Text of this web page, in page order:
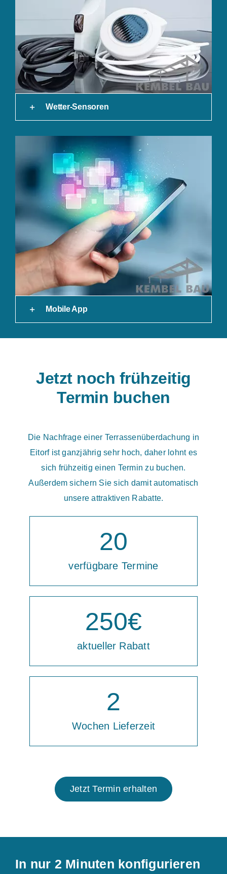
Wetter-Sensoren
Mobile App
Jetzt noch frühzeitig
Termin buchen
Die Nachfrage einer Terrassenüberdachung in
Eitorf ist ganzjährig sehr hoch, daher lohnt es
sich frühzeitig einen Termin zu buchen.
Außerdem sichern Sie sich damit automatisch
unsere attraktiven Rabatte.
20
verfügbare Termine
250€
aktueller Rabatt
2
Wochen Lieferzeit
Jetzt Termin erhalten
In nur 2 Minuten konfigurieren